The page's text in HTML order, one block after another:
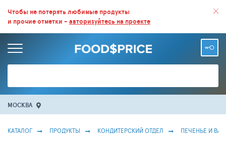
ВСЕ СКИДКИ И ВЫГОДНЫЕ ЦЕНЫ НА ПРОДУКТЫ В МАГАЗИНАХ.
БОЛЬШЕ 100 000 ТОВАРОВ. ЕЖЕДНЕВНОЕ ОБНОВЛЕНИЕ ЦЕН.
Чтобы не потерять любимые продукты
и прочие отметки - авторизуйтесь на проекте
МОСКВА
КАТАЛОГ ПРОДУКТЫ КОНДИТЕРСКИЙ ОТДЕЛ ПЕЧЕНЬЕ И